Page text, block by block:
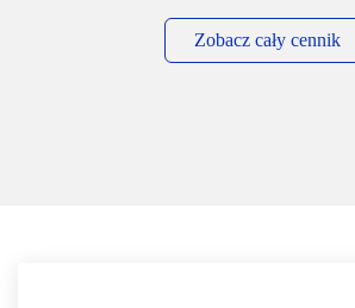
Zobacz cały cennik